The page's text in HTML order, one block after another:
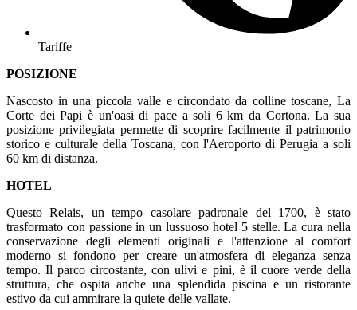
Tariffe
POSIZIONE
Nascosto in una piccola valle e circondato da colline toscane, La
Corte dei Papi è un'oasi di pace a soli 6 km da Cortona. La sua
posizione privilegiata permette di scoprire facilmente il patrimonio
storico e culturale della Toscana, con l'Aeroporto di Perugia a soli
60 km di distanza.
HOTEL
Questo Relais, un tempo casolare padronale del 1700, è stato
trasformato con passione in un lussuoso hotel 5 stelle. La cura nella
conservazione degli elementi originali e l'attenzione al comfort
moderno si fondono per creare un'atmosfera di eleganza senza
tempo. Il parco circostante, con ulivi e pini, è il cuore verde della
struttura, che ospita anche una splendida piscina e un ristorante
estivo da cui ammirare la quiete delle vallate.